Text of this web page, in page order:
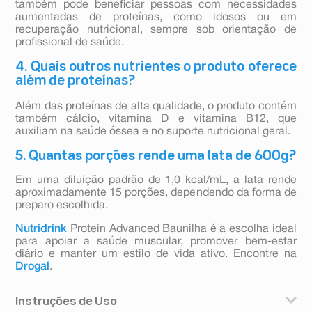
também pode beneficiar pessoas com necessidades
aumentadas de proteínas, como idosos ou em
recuperação nutricional, sempre sob orientação de
profissional de saúde.
4. Quais outros nutrientes o produto oferece
além de proteínas?
Além das proteínas de alta qualidade, o produto contém
também cálcio, vitamina D e vitamina B12, que
auxiliam na saúde óssea e no suporte nutricional geral.
5. Quantas porções rende uma lata de 600g?
Em uma diluição padrão de 1,0 kcal/mL, a lata rende
aproximadamente 15 porções, dependendo da forma de
preparo escolhida.
Nutridrink Protein Advanced Baunilha é a escolha ideal
para apoiar a saúde muscular, promover bem-estar
diário e manter um estilo de vida ativo. Encontre na
Drogal .
Instruções de Uso